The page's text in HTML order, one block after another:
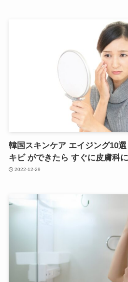
韓国スキンケア エイジング10
キビ ができたら すぐに皮膚科
2022-12-29